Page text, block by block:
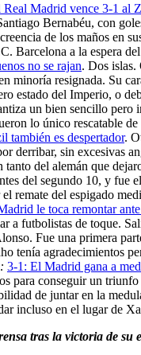
Real Madrid vence 3-1 al
Bernabéu, con
de los maños en
Barcelona a la espera
no se rajan. Dos islas.
minoría resignada. Su
estado del Imperio, o
un bien sencillo pero
lo único rescatable
también es despertador.
derribar, sin excesivas
tanto del alemán que
del segundo 10, y fue
remate del espigado
le toca remontar
a futbolistas de toque.
Fue una primera
tenía agradecimientos
3-1: El Madrid gana a
para conseguir un
de juntar en la
incluso en el lugar de
tras la victoria de su